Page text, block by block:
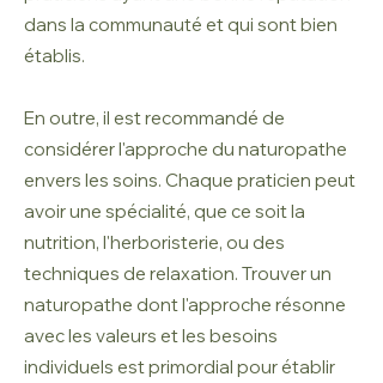
dans la communauté et qui sont bien
établis.
En outre, il est recommandé de
considérer l'approche du naturopathe
envers les soins. Chaque praticien peut
avoir une spécialité, que ce soit la
nutrition, l'herboristerie, ou des
techniques de relaxation. Trouver un
naturopathe dont l'approche résonne
avec les valeurs et les besoins
individuels est primordial pour établir